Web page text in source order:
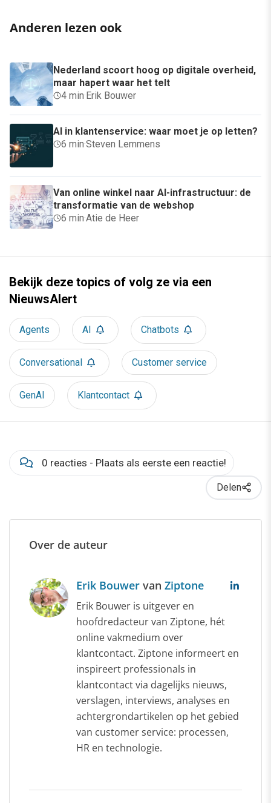
Anderen lezen ook
Nederland scoort hoog op digitale overheid,
maar hapert waar het telt
4 min·Erik Bouwer
AI in klantenservice: waar moet je op letten?
6 min·Steven Lemmens
Van online winkel naar AI-infrastructuur: de
transformatie van de webshop
6 min·Atie de Heer
Bekijk deze topics of volg ze via een
NieuwsAlert
Agents AI Chatbots
Conversational Customer service
GenAI Klantcontact
0 reacties - Plaats als eerste een reactie!
Delen
Over de auteur
Erik Bouwer van Ziptone
Erik Bouwer is uitgever en
hoofdredacteur van Ziptone, hét
online vakmedium over
klantcontact. Ziptone informeert en
inspireert professionals in
klantcontact via dagelijks nieuws,
verslagen, interviews, analyses en
achtergrondartikelen op het gebied
van customer service: processen,
HR en technologie.